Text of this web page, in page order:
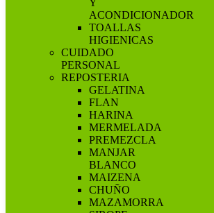
Y
ACONDICIONADOR
TOALLAS
HIGIENICAS
CUIDADO
PERSONAL
REPOSTERIA
GELATINA
FLAN
HARINA
MERMELADA
PREMEZCLA
MANJAR
BLANCO
MAIZENA
CHUÑO
MAZAMORRA